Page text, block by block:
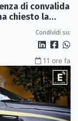
di convalida
chiesto la
Condividi su:
11 ore fa